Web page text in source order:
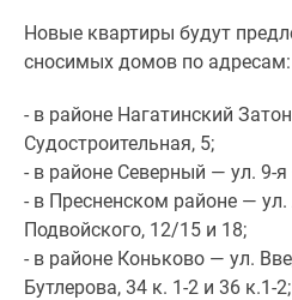
Видеообзор
новостроек
Экспертиза
новостроек
Экология
Москвы
Подмосковья
Студии
Новые квартиры будут
сносимых домов по адресам:
- в районе Нагатинский
Судостроительная, 5;
- в районе Северный — ул. 9-
- в Пресненском районе —
Подвойского, 12/15 и 18;
- в районе Коньково — ул.
Бутлерова, 34 к. 1-2 и 36 к.1-2;